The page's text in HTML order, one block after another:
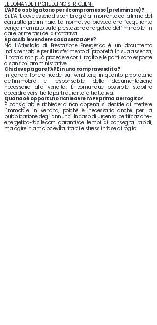
LE DOMANDE TIPICHE DEI NOISTRI CLIENTI
L’APE è obbligatorio per il compromesso (preliminare)?
Sì. L’APE deve essere disponibile già al momento della firma del
contratto preliminare. La normativa prevede che l’acquirente
venga informato sulla prestazione energetica dell’immobile fin
dalle prime fasi della trattativa.
È possibile vendere casa senza APE?
No. L’Attestato di Prestazione Energetica è un documento
indispensabile per il trasferimento di proprietà. In sua assenza,
il notaio non può procedere con il rogito e le parti sono esposte
a sanzioni amministrative.
Chi deve pagare l’APE in una compravendita?
In genere l’onere ricade sul venditore, in quanto proprietario
dell’immobile e responsabile della documentazione
necessaria alla vendita. È comunque possibile stabilire
accordi diversi tra le parti durante la trattativa.
Quando è opportuno richiedere l’APE prima del rogito?
È consigliabile richiederlo non appena si decide di mettere
l’immobile in vendita, poiché è necessario anche per la
pubblicazione degli annunci. In caso di urgenza, certificazione-
energetica-facile.com garantisce tempi di consegna rapidi,
ma agire in anticipo evita ritardi e stress in fase di rogito.